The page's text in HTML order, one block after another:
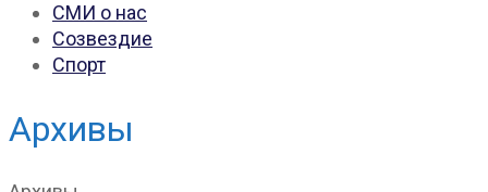
СМИ о нас
Созвездие
Спорт
Архивы